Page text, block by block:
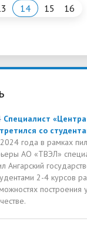
14 15 16
Специалист
со
года в рамках
АО «ТВЭЛ»
2-4 курсов